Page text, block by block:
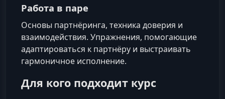
Работа в паре
Основы партнёринга, техника доверия и
взаимодействия. Упражнения, помогающие
адаптироваться к партнёру и выстраивать
гармоничное исполнение.
Для кого подходит курс